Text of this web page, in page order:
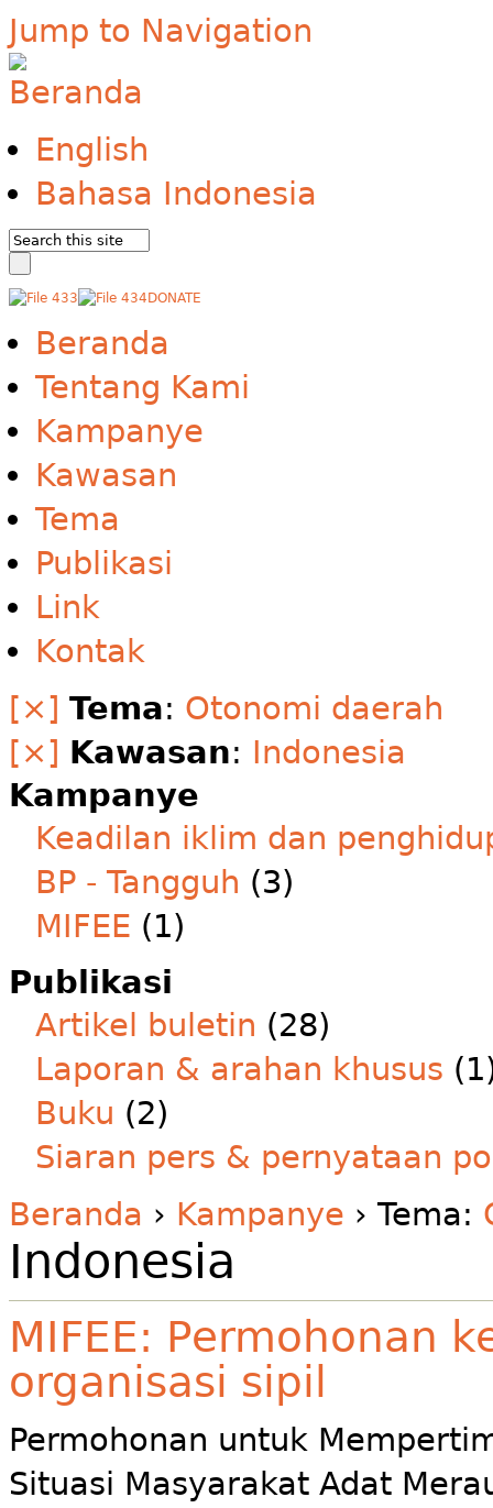
Jump to Navigation
English
Bahasa Indonesia
DONATE
Beranda
Tentang Kami
Kampanye
Kawasan
Tema
Publikasi
Link
Kontak
[×] Tema: Otonomi daerah
[×] Kawasan: Indonesia
Kampanye
Keadilan iklim dan
BP - Tangguh (3)
MIFEE (1)
Publikasi
Artikel buletin (28)
Laporan & arahan khusus
Buku (2)
Siaran pers & pernyataan
Beranda › Kampanye › Tema:
Indonesia
MIFEE: Permohonan
organisasi sipil
Permohonan untuk
Situasi Masyarakat Adat